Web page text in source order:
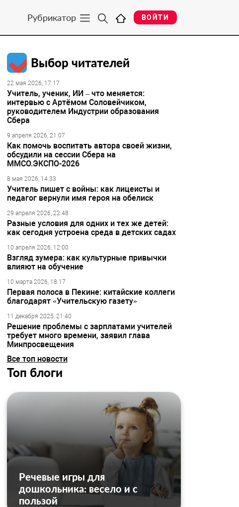
Рубрикатор ВОЙТИ
Выбор читателей
22 мая 2026, 17:17
Учитель, ученик, ИИ – что меняется:
интервью с Артёмом Соловейчиком,
руководителем Индустрии образования
Сбера
9 апреля 2026, 21:07
Как помочь воспитать автора своей жизни,
обсудили на сессии Сбера на
ММСО.ЭКСПО-2026
8 мая 2026, 14:33
Учитель пишет с войны: как лицеисты и
педагог вернули имя героя на обелиск
29 апреля 2026, 22:48
Разные условия для одних и тех же детей:
как сегодня устроена среда в детских садах
10 апреля 2026, 12:00
Взгляд зумера: как культурные привычки
влияют на обучение
10 марта 2026, 18:17
Первая полоса в Пекине: китайские коллеги
благодарят «Учительскую газету»
11 декабря 2025, 21:40
Решение проблемы с зарплатами учителей
требует много времени, заявил глава
Минпросвещения
Все топ новости
Топ блоги
Речевые игры для
дошкольника: весело и с
пользой